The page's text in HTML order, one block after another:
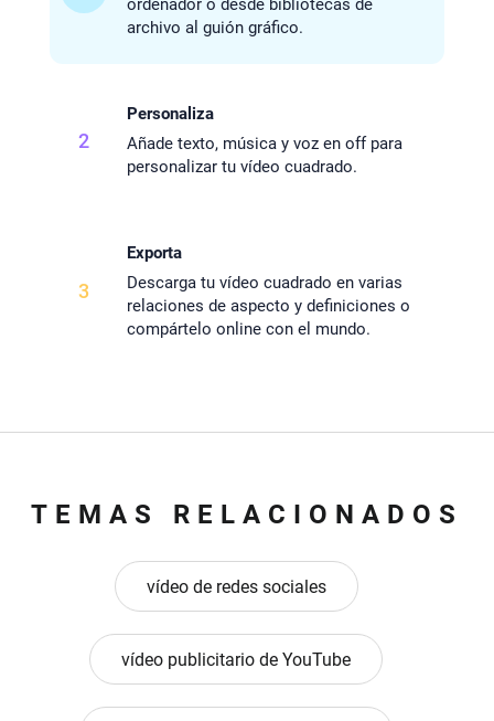
ordenador o desde bibliotecas de
archivo al guión gráfico.
2
Personaliza
Añade texto, música y voz en off para
personalizar tu vídeo cuadrado.
3
Exporta
Descarga tu vídeo cuadrado en varias
relaciones de aspecto y definiciones o
compártelo online con el mundo.
TEMAS RELACIONADOS
vídeo de redes sociales
vídeo publicitario de YouTube